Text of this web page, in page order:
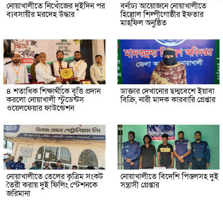
নোয়াখালীতে নিখোঁজের দুইদিন পর
ব্যবসায়ীর মরদেহ উদ্ধার
বর্নাঢ্য আয়োজনে নোয়াখালীতে
হিল্লোল শিল্পীগোষ্ঠীর ইফতার
মাহফিল অনুষ্ঠিত
৪ শতাধিক শিক্ষার্থীকে বৃত্তি প্রদান
করলো নোয়াখালী স্টুডেন্টস
ওয়েলফেয়ার ফাউন্ডেশন
ডাক্তার দেখানোর ছদ্মবেশে ইয়াবা
বিক্রি, নারী মাদক কারবারি গ্রেপ্তার
নোয়াখালীতে তেলের কৃত্রিম সংকট
তৈরী করায় দুই ফিলিং স্টেশনকে
জরিমানা
নোয়াখালীতে বিদেশি পিস্তলসহ দুই
সন্ত্রাসী গ্রেপ্তার